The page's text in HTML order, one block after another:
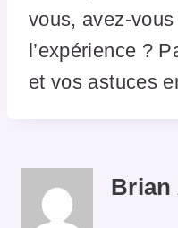
vous, avez-
l’expérience ?
et vos astuces
Brian